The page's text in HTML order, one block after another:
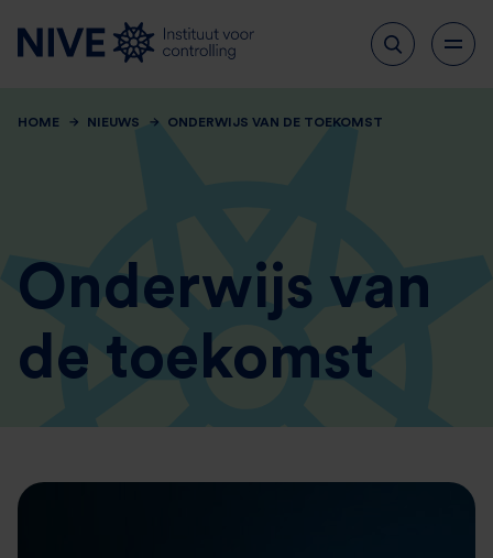
HOME NIEUWS ONDERWIJS VAN DE TOEKOMST
Onderwijs van
de toekomst